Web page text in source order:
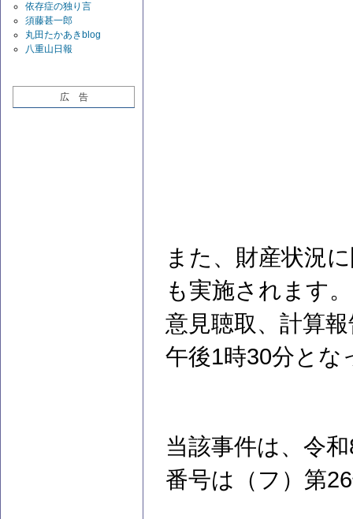
依存症の独り言
須藤甚一郎
丸田たかあきblog
八重山日報
広 告
また、財産状況
も実施されます
意見聴取、計算
午後1時30分とな
当該事件は、令
番号は（フ）第